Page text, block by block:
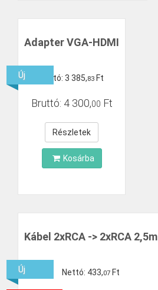
Adapter VGA-HDMI
Nettó: 3 385,83 Ft
Bruttó: 4 300,00 Ft
Részletek
Kosárba
Új
Kábel 2xRCA -> 2xRCA 2,5m
Nettó: 433,07 Ft
Új